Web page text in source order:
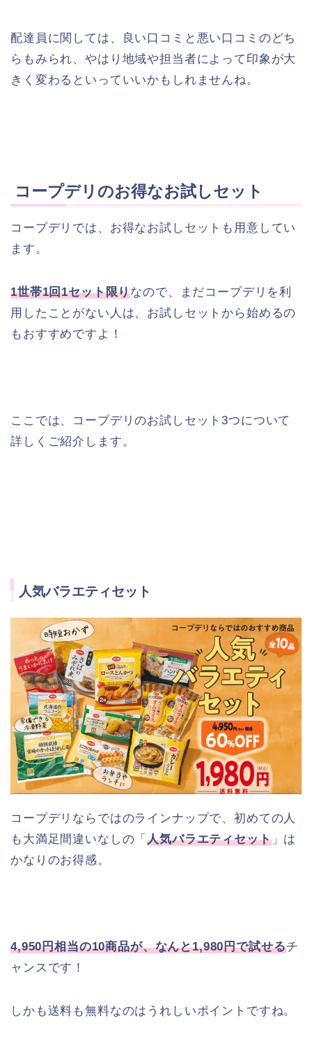
配達員に関しては、良い口コミと悪い口コミのどち
らもみられ、やはり地域や担当者によって印象が大
きく変わるといっていいかもしれませんね。
コープデリのお得なお試しセット
コープデリでは、お得なお試しセットも用意してい
ます。
1世帯1回1セット限りなので、まだコープデリを利
用したことがない人は、お試しセットから始めるの
もおすすめですよ！
ここでは、コープデリのお試しセット3つについて
詳しくご紹介します。
人気バラエティセット
コープデリならではのラインナップで、初めての人
も大満足間違いなしの「人気バラエティセット」は
かなりのお得感。
4,950円相当の10商品が、なんと1,980円で試せるチ
ャンスです！
しかも送料も無料なのはうれしいポイントですね。